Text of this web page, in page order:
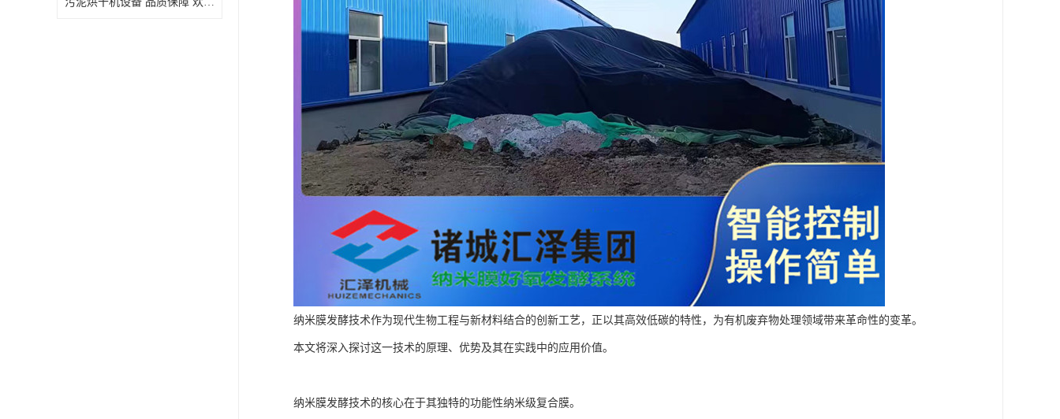
纳米膜发酵技术作为现代生物工程与新材料结合的创新工艺，正以其高效低碳的特性，为有机废弃物处理领域带来革命性的变革。
本文将深入探讨这一技术的原理、优势及其在实践中的应用价值。
纳米膜发酵技术的核心在于其独特的功能性纳米级复合膜。